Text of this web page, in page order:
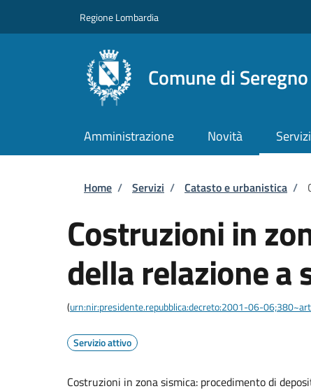
Regione Lombardia
Comune di Seregno
Amministrazione Novità Servizi
Briciole di pane
Home / Servizi / Catasto e urbanistica /
Costruzioni in
della relazione
(urn:nir:presidente.repubblica:decreto:2001-06-
Servizio attivo
Costruzioni in zona sismica: procedimento di